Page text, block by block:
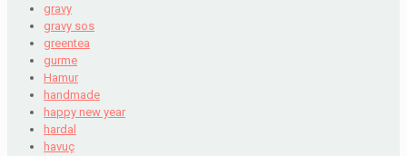
gravy
gravy sos
greentea
gurme
Hamur
handmade
happy new year
hardal
havuç